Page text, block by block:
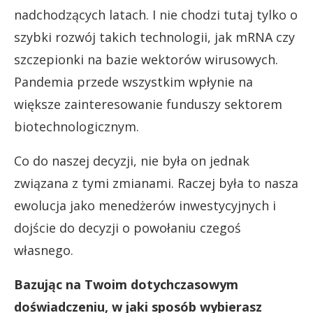
nadchodzących latach. I nie chodzi tutaj tylko o
szybki rozwój takich technologii, jak mRNA czy
szczepionki na bazie wektorów wirusowych.
Pandemia przede wszystkim wpłynie na
większe zainteresowanie funduszy sektorem
biotechnologicznym.
Co do naszej decyzji, nie była on jednak
związana z tymi zmianami. Raczej była to nasza
ewolucja jako menedżerów inwestycyjnych i
dojście do decyzji o powołaniu czegoś
własnego.
Bazując na Twoim dotychczasowym
doświadczeniu, w jaki sposób wybierasz